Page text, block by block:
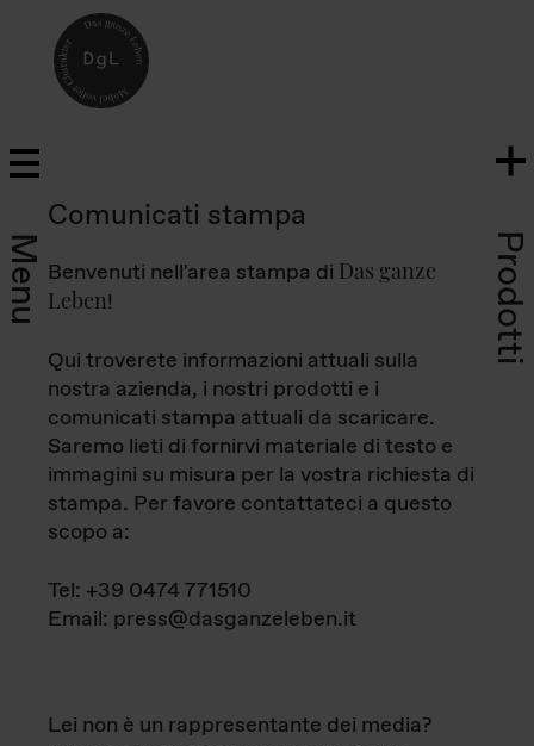
Menu Prodotti
Comunicati stampa
Benvenuti nell'area stampa di Das ganze
Leben!
Qui troverete informazioni attuali sulla
nostra azienda, i nostri prodotti e i
comunicati stampa attuali da scaricare.
Saremo lieti di fornirvi materiale di testo e
immagini su misura per la vostra richiesta di
stampa. Per favore contattateci a questo
scopo a:
Tel: +39 0474 771510
Email: press@dasganzeleben.it
Lei non è un rappresentante dei media?